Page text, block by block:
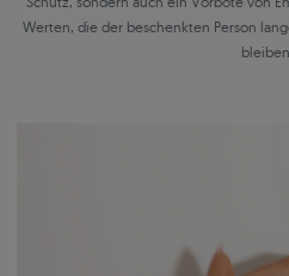
Werten, die der beschenkten Person
bleiben.